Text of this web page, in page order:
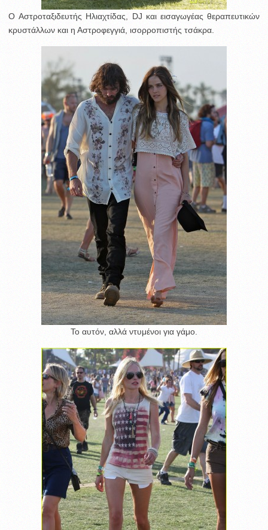
O Αστροταξιδευτής Ηλιαχτίδας, DJ και εισαγωγέας θεραπευτικών
κρυστάλλων και η Αστροφεγγιά, ισορροπιστής τσάκρα.
Το αυτόν, αλλά ντυμένοι για γάμο.